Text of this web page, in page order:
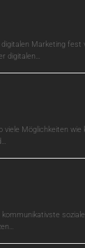
Marketing fest
digitalen…
Möglichkeiten wie